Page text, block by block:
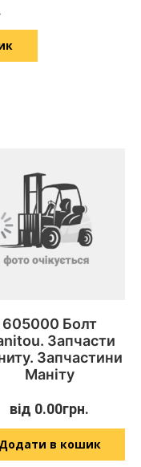
605000 Болт
Запчасти
Запчастини
Маніту
від 0.00грн.
Додати в кошик